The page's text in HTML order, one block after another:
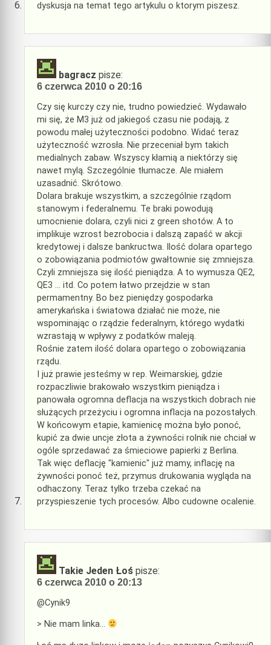
dyskusja na temat tego artykulu o ktorym piszesz.
bagracz pisze:
6 czerwca 2010 o 20:16
Czy się kurczy czy nie, trudno powiedzieć. Wydawało
mi się, że M3 już od jakiegoś czasu nie podają, z
powodu małej użyteczności podobno. Widać teraz
użyteczność wzrosła. Nie przeceniał bym takich
medialnych zabaw. Wszyscy kłamią a niektórzy się
nawet mylą. Szczególnie tłumacze. Ale miałem
uzasadnić. Skrótowo.
Dolara brakuje wszystkim, a szczególnie rządom
stanowym i federalnemu. Te braki powodują
umocnienie dolara, czyli nici z green shotów. A to
implikuje wzrost bezrobocia i dalszą zapaść w akcji
kredytowej i dalsze bankructwa. Ilość dolara opartego
o zobowiązania podmiotów gwałtownie się zmniejsza.
Czyli zmniejsza się ilość pieniądza. A to wymusza QE2,
QE3 … itd. Co potem łatwo przejdzie w stan
permamentny. Bo bez pieniędzy gospodarka
amerykańska i światowa działać nie może, nie
wspominając o rządzie federalnym, którego wydatki
wzrastają w wpływy z podatków maleją.
Rośnie zatem ilość dolara opartego o zobowiązania
rządu.
I już prawie jesteśmy w rep. Weimarskiej, gdzie
rozpaczliwie brakowało wszystkim pieniądza i
panowała ogromna deflacja na wszystkich dobrach nie
służących przeżyciu i ogromna inflacja na pozostałych.
W końcowym etapie, kamienicę można było ponoć,
kupić za dwie uncje złota a żywności rolnik nie chciał w
ogóle sprzedawać za śmieciowe papierki z Berlina.
Tak więc deflację "kamienic" już mamy, inflację na
żywności ponoć też, przymus drukowania wygląda na
odhaczony. Teraz tylko trzeba czekać na
przyspieszenie tych procesów. Albo cudowne ocalenie.
Takie Jeden Łoś pisze:
6 czerwca 2010 o 20:13
@Cynik9
> Nie mam linka…